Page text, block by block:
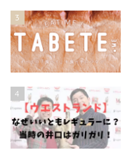
3
4